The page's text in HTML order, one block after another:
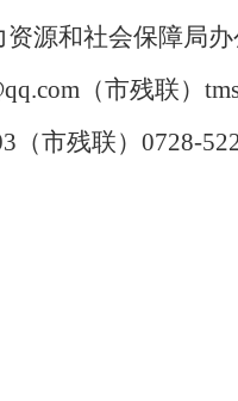
会保障局办公室
（市残联）
（市残联）0728-